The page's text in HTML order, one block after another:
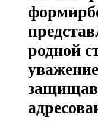
родной